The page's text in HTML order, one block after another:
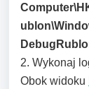
2. Wykonaj
Obok widoku